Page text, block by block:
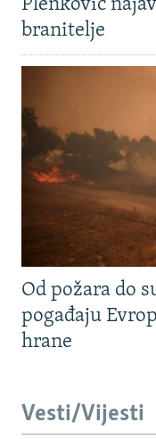
Plenković
branitelje
Od požara do
pogađaju
hrane
Vesti/Vijesti